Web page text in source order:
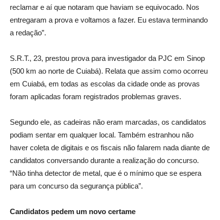
reclamar e aí que notaram que haviam se equivocado. Nos
entregaram a prova e voltamos a fazer. Eu estava terminando
a redação”.
S.R.T., 23, prestou prova para investigador da PJC em Sinop
(500 km ao norte de Cuiabá). Relata que assim como ocorreu
em Cuiabá, em todas as escolas da cidade onde as provas
foram aplicadas foram registrados problemas graves.
Segundo ele, as cadeiras não eram marcadas, os candidatos
podiam sentar em qualquer local. Também estranhou não
haver coleta de digitais e os fiscais não falarem nada diante de
candidatos conversando durante a realização do concurso.
“Não tinha detector de metal, que é o mínimo que se espera
para um concurso da segurança pública”.
Candidatos pedem um novo certame